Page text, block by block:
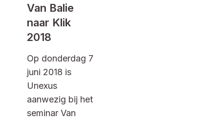
Van Balie
naar Klik
2018
Op donderdag 7
juni 2018 is
Unexus
aanwezig bij het
seminar Van